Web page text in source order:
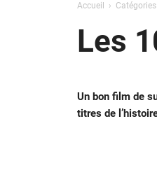
Accueil Catégories
Les
Un bon film de
titres de